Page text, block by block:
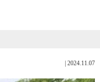
2024.11.07